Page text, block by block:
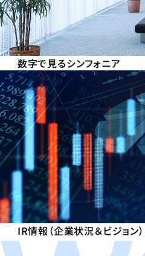
数字で見るシンフォニア
IR情報（企業状況＆ビジョン）